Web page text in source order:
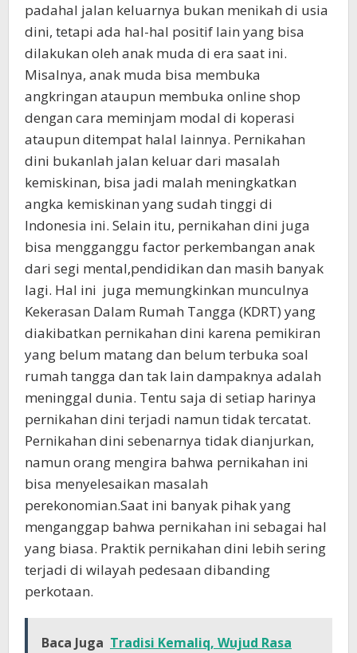
padahal jalan keluarnya bukan menikah di usia
dini, tetapi ada hal-hal positif lain yang bisa
dilakukan oleh anak muda di era saat ini.
Misalnya, anak muda bisa membuka
angkringan ataupun membuka online shop
dengan cara meminjam modal di koperasi
ataupun ditempat halal lainnya. Pernikahan
dini bukanlah jalan keluar dari masalah
kemiskinan, bisa jadi malah meningkatkan
angka kemiskinan yang sudah tinggi di
Indonesia ini. Selain itu, pernikahan dini juga
bisa mengganggu factor perkembangan anak
dari segi mental,pendidikan dan masih banyak
lagi. Hal ini juga memungkinkan munculnya
Kekerasan Dalam Rumah Tangga (KDRT) yang
diakibatkan pernikahan dini karena pemikiran
yang belum matang dan belum terbuka soal
rumah tangga dan tak lain dampaknya adalah
meninggal dunia. Tentu saja di setiap harinya
pernikahan dini terjadi namun tidak tercatat.
Pernikahan dini sebenarnya tidak dianjurkan,
namun orang mengira bahwa pernikahan ini
bisa menyelesaikan masalah
perekonomian.Saat ini banyak pihak yang
menganggap bahwa pernikahan ini sebagai hal
yang biasa. Praktik pernikahan dini lebih sering
terjadi di wilayah pedesaan dibanding
perkotaan.
Baca Juga Tradisi Kemaliq, Wujud Rasa